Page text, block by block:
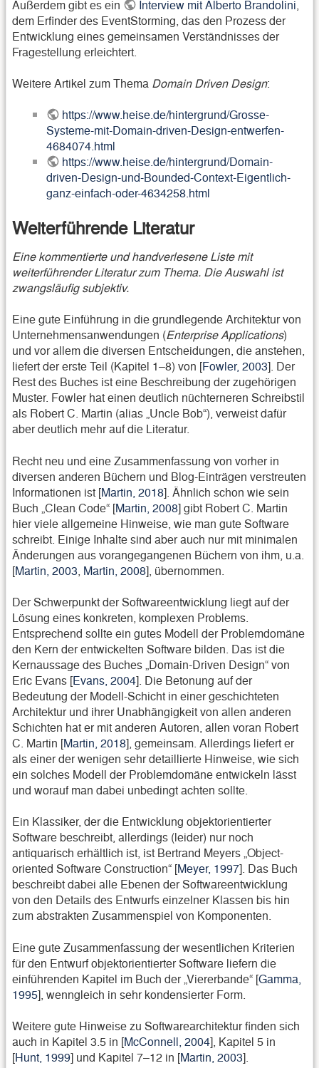
Außerdem gibt es ein Interview mit Alberto Brandolini
dem Erfinder des EventStorming, das den Prozess der
Entwicklung eines gemeinsamen Verständnisses der
Fragestellung erleichtert.
Weitere Artikel zum Thema Domain Driven Design:
https://www.heise.de/hintergrund/Grosse-
Systeme-mit-Domain-driven-Design-entwerfen-
4684074.html
https://www.heise.de/hintergrund/Domain-
driven-Design-und-Bounded-Context-Eigentlich-
ganz-einfach-oder-4634258.html
Weiterführende Literatur
Eine kommentierte und handverlesene Liste mit
weiterführender Literatur zum Thema. Die Auswahl ist
zwangsläufig subjektiv.
Eine gute Einführung in die grundlegende Architektur von
Unternehmensanwendungen (Enterprise Applications)
und vor allem die diversen Entscheidungen, die anstehen,
liefert der erste Teil (Kapitel 1–8) von [Fowler, 2003]. Der
Rest des Buches ist eine Beschreibung der zugehörigen
Muster. Fowler hat einen deutlich nüchterneren Schreibstil
als Robert C. Martin (alias „Uncle Bob“), verweist dafür
aber deutlich mehr auf die Literatur.
Recht neu und eine Zusammenfassung von vorher in
diversen anderen Büchern und Blog-Einträgen verstreuten
Informationen ist [Martin, 2018]. Ähnlich schon wie sein
Buch „Clean Code“ [Martin, 2008] gibt Robert C. Martin
hier viele allgemeine Hinweise, wie man gute Software
schreibt. Einige Inhalte sind aber auch nur mit minimalen
Änderungen aus vorangegangenen Büchern von ihm, u.a.
[Martin, 2003 Martin, 2008], übernommen.
Der Schwerpunkt der Softwareentwicklung liegt auf der
Lösung eines konkreten, komplexen Problems.
Entsprechend sollte ein gutes Modell der Problemdomäne
den Kern der entwickelten Software bilden. Das ist die
Kernaussage des Buches „Domain-Driven Design“ von
Eric Evans [Evans, 2004]. Die Betonung auf der
Bedeutung der Modell-Schicht in einer geschichteten
Architektur und ihrer Unabhängigkeit von allen anderen
Schichten hat er mit anderen Autoren, allen voran Robert
C. Martin [Martin, 2018], gemeinsam. Allerdings liefert er
als einer der wenigen sehr detaillierte Hinweise, wie sich
ein solches Modell der Problemdomäne entwickeln lässt
und worauf man dabei unbedingt achten sollte.
Ein Klassiker, der die Entwicklung objektorientierter
Software beschreibt, allerdings (leider) nur noch
antiquarisch erhältlich ist, ist Bertrand Meyers „Object-
oriented Software Construction“ [Meyer, 1997]. Das Buch
beschreibt dabei alle Ebenen der Softwareentwicklung
von den Details des Entwurfs einzelner Klassen bis hin
zum abstrakten Zusammenspiel von Komponenten.
Eine gute Zusammenfassung der wesentlichen Kriterien
für den Entwurf objektorientierter Software liefern die
einführenden Kapitel im Buch der „Viererbande“ [Gamma,
1995], wenngleich in sehr kondensierter Form.
Weitere gute Hinweise zu Softwarearchitektur finden sich
auch in Kapitel 3.5 in [McConnell, 2004], Kapitel 5 in
[Hunt, 1999] und Kapitel 7–12 in [Martin, 2003].